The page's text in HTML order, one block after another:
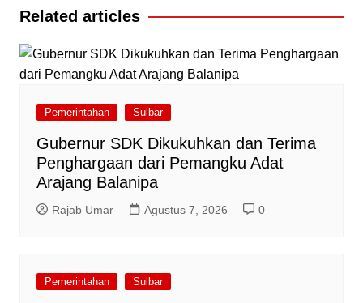
Related articles
Pemerintahan Sulbar
Gubernur SDK Dikukuhkan dan Terima
Penghargaan dari Pemangku Adat
Arajang Balanipa
Rajab Umar Agustus 7, 2026 0
Pemerintahan Sulbar